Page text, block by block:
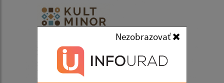
Nezobrazovať